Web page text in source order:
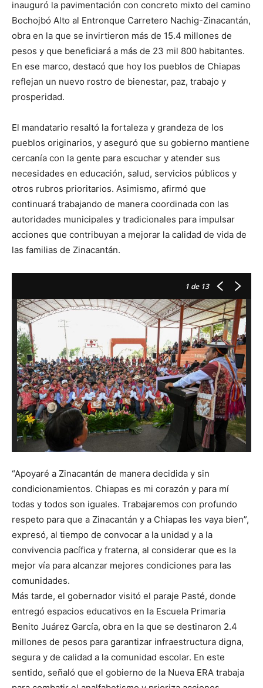
inauguró la pavimentación con concreto mixto del camino
Bochojbó Alto al Entronque Carretero Nachig-Zinacantán,
obra en la que se invirtieron más de 15.4 millones de
pesos y que beneficiará a más de 23 mil 800 habitantes.
En ese marco, destacó que hoy los pueblos de Chiapas
reflejan un nuevo rostro de bienestar, paz, trabajo y
prosperidad.
El mandatario resaltó la fortaleza y grandeza de los
pueblos originarios, y aseguró que su gobierno mantiene
cercanía con la gente para escuchar y atender sus
necesidades en educación, salud, servicios públicos y
otros rubros prioritarios. Asimismo, afirmó que
continuará trabajando de manera coordinada con las
autoridades municipales y tradicionales para impulsar
acciones que contribuyan a mejorar la calidad de vida de
las familias de Zinacantán.
1 de 13
“Apoyaré a Zinacantán de manera decidida y sin
condicionamientos. Chiapas es mi corazón y para mí
todas y todos son iguales. Trabajaremos con profundo
respeto para que a Zinacantán y a Chiapas les vaya bien”,
expresó, al tiempo de convocar a la unidad y a la
convivencia pacífica y fraterna, al considerar que es la
mejor vía para alcanzar mejores condiciones para las
comunidades.
Más tarde, el gobernador visitó el paraje Pasté, donde
entregó espacios educativos en la Escuela Primaria
Benito Juárez García, obra en la que se destinaron 2.4
millones de pesos para garantizar infraestructura digna,
segura y de calidad a la comunidad escolar. En este
sentido, señaló que el gobierno de la Nueva ERA trabaja